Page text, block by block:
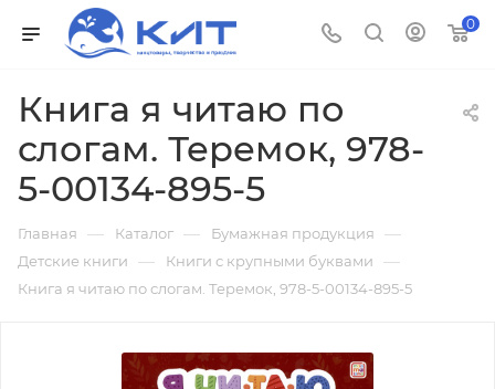
0
Книга я читаю по
слогам. Теремок, 978-
5-00134-895-5
Главная — Каталог — Бумажная продукция —
Детские книги — Книги с крупными буквами —
Книга я читаю по слогам. Теремок, 978-5-00134-895-5